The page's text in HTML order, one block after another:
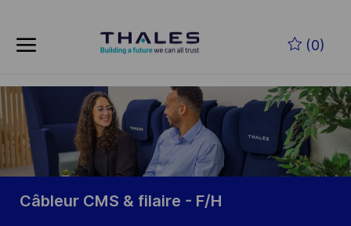
(0)
-
Câbleur CMS & filaire - F/H